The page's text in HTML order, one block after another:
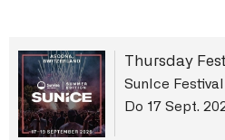
Thursday
SunIce
Do 17 Sept.